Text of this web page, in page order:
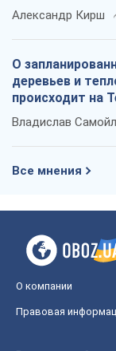
Александр Кирш
О
деревьев и
происходит на
Владислав
Все мнения
О компании
Правовая